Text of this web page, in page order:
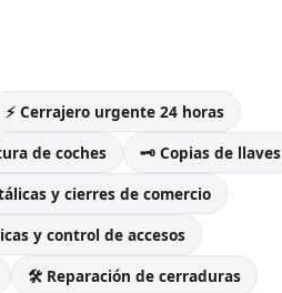
⚡ Cerrajero urgente 24 horas
de coches
🗝️ Copias de llaves
y cierres de comercio
y control de accesos
🛠️ Reparación de cerraduras